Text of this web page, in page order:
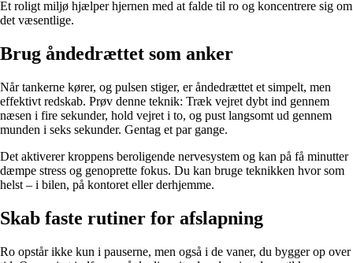
Et roligt miljø hjælper hjernen med at falde til ro og koncentrere sig om
det væsentlige.
Brug åndedrættet som anker
Når tankerne kører, og pulsen stiger, er åndedrættet et simpelt, men
effektivt redskab. Prøv denne teknik: Træk vejret dybt ind gennem
næsen i fire sekunder, hold vejret i to, og pust langsomt ud gennem
munden i seks sekunder. Gentag et par gange.
Det aktiverer kroppens beroligende nervesystem og kan på få minutter
dæmpe stress og genoprette fokus. Du kan bruge teknikken hvor som
helst – i bilen, på kontoret eller derhjemme.
Skab faste rutiner for afslapning
Ro opstår ikke kun i pauserne, men også i de vaner, du bygger op over